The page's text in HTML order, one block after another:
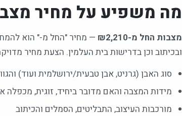
מה משפיע על מחיר
מצבות החל מ-₪2,210 — מחיר "החל מ-" הוא
ובכיתוב וכן בדרישות בית העלמין. הצעת מחיר
סוג האבן (גרניט, אבן טבעית/ירושלמית ועוד)
מידות המצבה והאם מדובר ביחיד, זוגית,
מורכבות העיצוב, התבליטים, הסמלים והכיתוב